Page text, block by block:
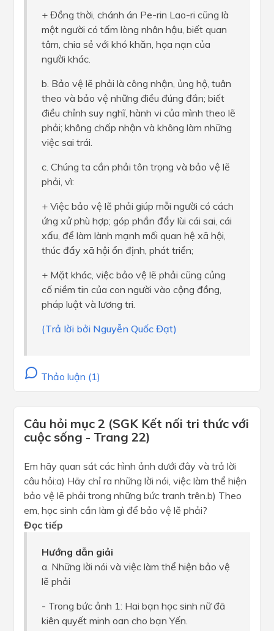
+ Đồng thời, chánh án Pe-rin Lao-ri cũng là
một người có tấm lòng nhân hậu, biết quan
tâm, chia sẻ với khó khăn, họa nạn của
người khác.
b. Bảo vệ lẽ phải là công nhận, ủng hộ, tuân
theo và bảo vệ những điều đúng đắn; biết
điều chỉnh suy nghĩ, hành vi của mình theo lẽ
phải; không chấp nhận và không làm những
việc sai trái.
c. Chúng ta cần phải tôn trọng và bảo vệ lẽ
phải, vì:
+ Việc bảo vệ lẽ phải giúp mỗi người có cách
ứng xử phù hợp; góp phần đẩy lùi cái sai, cái
xấu, để làm lành mạnh mối quan hệ xã hội,
thúc đẩy xã hội ổn định, phát triển;
+ Mặt khác, việc bảo vệ lẽ phải cũng củng
cố niềm tin của con người vào cộng đồng,
pháp luật và lương tri.
(Trả lời bởi Nguyễn Quốc Đạt)
Thảo luận (1)
Câu hỏi mục 2 (SGK Kết nối tri thức với
cuộc sống - Trang 22)
Em hãy quan sát các hình ảnh dưới đây và trả lời
câu hỏi:a) Hãy chỉ ra những lời nói, việc làm thể hiện
bảo vệ lẽ phải trong những bức tranh trên.b) Theo
em, học sinh cần làm gì để bảo vệ lẽ phải?
Đọc tiếp
Hướng dẫn giải
a. Những lời nói và việc làm thể hiện bảo vệ
lẽ phải
- Trong bức ảnh 1: Hai bạn học sinh nữ đã
kiên quyết minh oan cho bạn Yến.